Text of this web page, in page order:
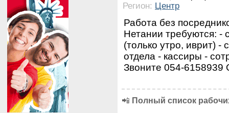
Регион: Центр
Работа без
Нетании требуются: -
(только утро, иврит) -
отдела - ⁠кассиры -
Звоните 054-6158939
📲 Полный список